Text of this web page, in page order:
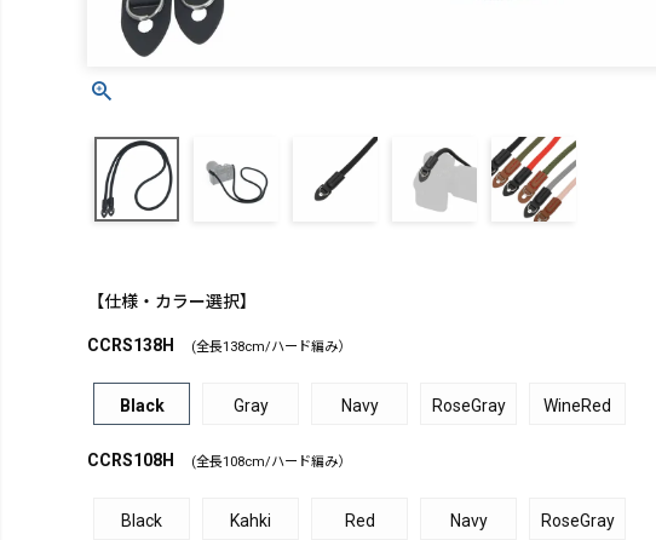
【仕様・カラー選択】
CCRS138H (全長138cm/ハード編み）
Black Gray Navy RoseGray WineRed
CCRS108H (全長108cm/ハード編み）
Black Kahki Red Navy RoseGray